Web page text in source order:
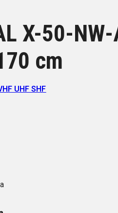
X-50-
cm
UHF SHF